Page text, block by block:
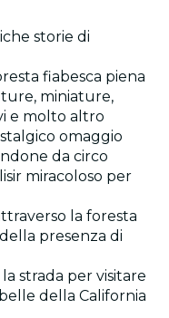
storie di
fiabesca piena
miniature,
e molto altro
omaggio
da circo
miracoloso per
la foresta
presenza di
strada per visitare
della California